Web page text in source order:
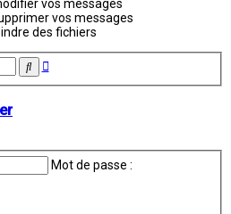
vos messages
vos messages
des fichiers
Rechercher
Recherche
Mot de passe :